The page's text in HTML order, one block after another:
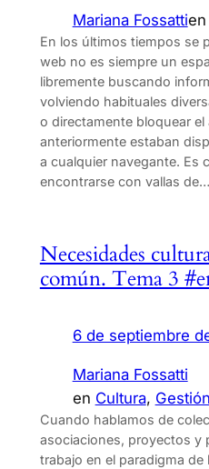
Mariana Fossattien
En los últimos tiempos se
web no es siempre un
libremente buscando
volviendo habituales
o directamente bloquear
anteriormente estaban
a cualquier navegante. Es
encontrarse con vallas de…
Necesidades
común. Tema 3
6 de septiembre
Mariana Fossatti
en Cultura,
Cuando hablamos de
asociaciones, proyectos y
trabajo en el paradigma de